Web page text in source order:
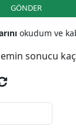
GÖNDER
okudum ve
sonucu